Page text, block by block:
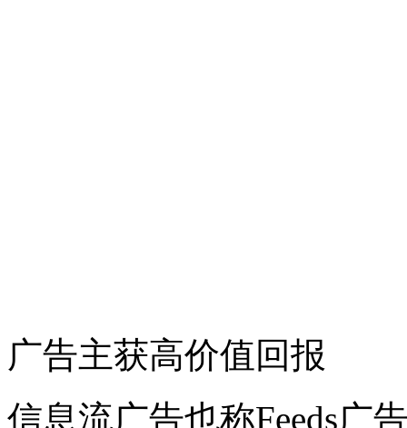
广告主获高价值回报
信息流广告也称Feeds广